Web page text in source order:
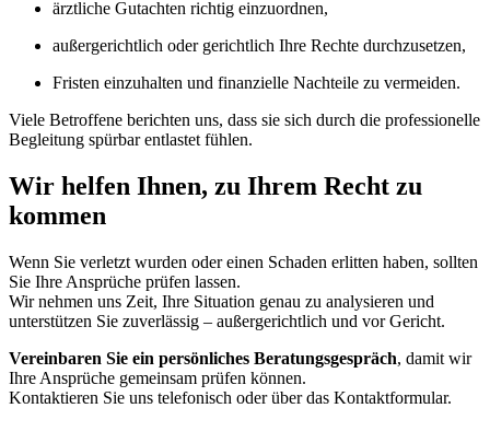
ärztliche Gutachten richtig einzuordnen,
außergerichtlich oder gerichtlich Ihre Rechte durchzusetzen,
Fristen einzuhalten und finanzielle Nachteile zu vermeiden.
Viele Betroffene berichten uns, dass sie sich durch die professionelle
Begleitung spürbar entlastet fühlen.
Wir helfen Ihnen, zu Ihrem Recht zu
kommen
Wenn Sie verletzt wurden oder einen Schaden erlitten haben, sollten
Sie Ihre Ansprüche prüfen lassen.
Wir nehmen uns Zeit, Ihre Situation genau zu analysieren und
unterstützen Sie zuverlässig – außergerichtlich und vor Gericht.
Vereinbaren Sie ein persönliches Beratungsgespräch, damit wir
Ihre Ansprüche gemeinsam prüfen können.
Kontaktieren Sie uns telefonisch oder über das Kontaktformular.